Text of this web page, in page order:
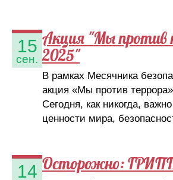
15
сен.
Акция "Мы против
2025"
В рамках Месячника
акция «Мы против
Сегодня, как никогда,
ценности мира,
14 Осторожно: